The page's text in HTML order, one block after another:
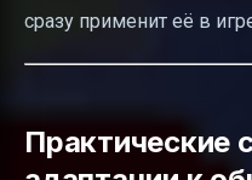
сразу применит её в
Практические